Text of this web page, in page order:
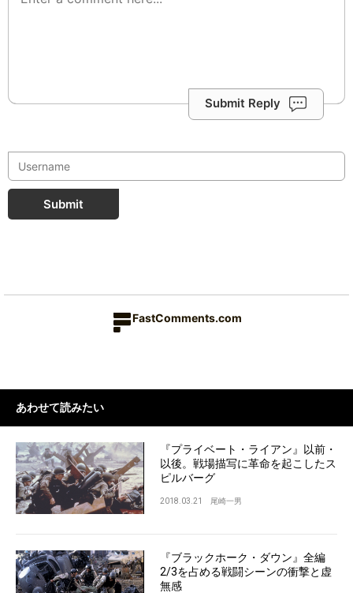
Submit Reply
Submit
FastComments.com
あわせて読みたい
『プライベート・ライアン』以前・
以後。戦場描写に革命を起こしたス
ピルバーグ
2018.03.21 尾崎一男
『ブラックホーク・ダウン』全編
2/3を占める戦闘シーンの衝撃と虚
無感